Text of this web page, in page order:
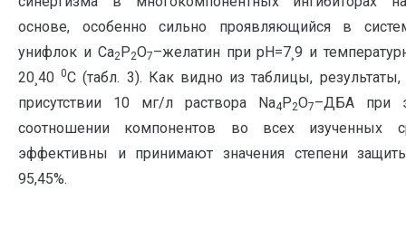
основе, особенно сильно проявляющийся в
унифлок и Ca2P2O7–желатин при рН=7¸9 и
20¸400С (табл. 3). Как видно из таблицы,
присутствии 10 мг/л раствора Na4P2O7–ДБА при
соотношении компонентов во всех изученных
эффективны и принимают значения степени
95,45%.